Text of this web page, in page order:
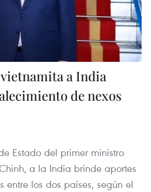
a India
de nexos
Estado del primer ministro
a la India brinde aportes
entre los dos países, según el